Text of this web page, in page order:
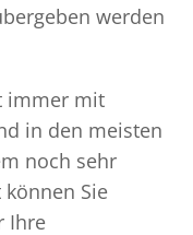
werden
immer mit
in den meisten
noch sehr
Sie
Ihre